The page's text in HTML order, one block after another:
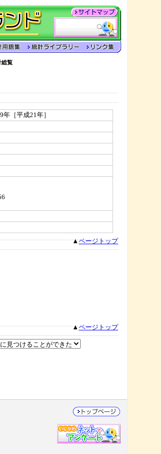
覧
［平成21年］
▲ページトップ
▲ページトップ